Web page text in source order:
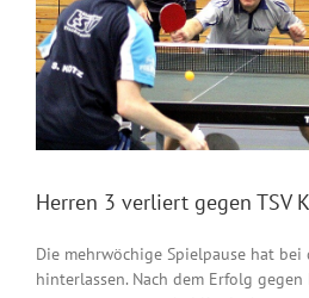
Herren 3 verliert gegen TSV
Die mehrwöchige Spielpause hat bei
hinterlassen. Nach dem Erfolg